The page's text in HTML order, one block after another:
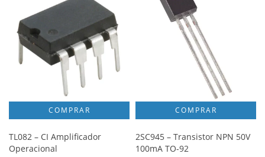
TL082 – CI Amplificador
Operacional
2SC945 – Transistor NPN 50V
100mA TO-92